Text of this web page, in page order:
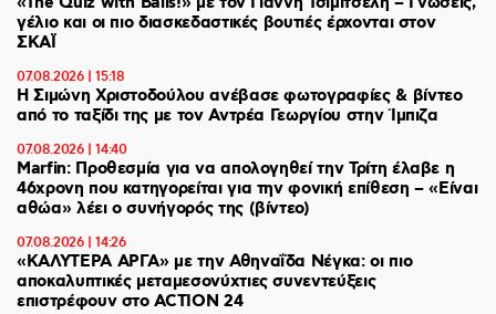
γέλιο και οι πιο διασκεδαστικές βουτιές έρχονται στον
ΣΚΑΪ
07.08.2026 | 15:18
Η Σιμώνη Χριστοδούλου ανέβασε φωτογραφίες & βίντεο
από το ταξίδι της με τον Αντρέα Γεωργίου στην Ίμπιζα
07.08.2026 | 14:40
Marfin: Προθεσμία για να απολογηθεί την Τρίτη έλαβε η
46χρονη που κατηγορείται για την φονική επίθεση – «Είναι
αθώα» λέει ο συνήγορός της (βίντεο)
07.08.2026 | 14:26
«ΚΑΛΥΤΕΡΑ ΑΡΓΑ» με την Αθηναΐδα Νέγκα: οι πιο
αποκαλυπτικές μεταμεσονύχτιες συνεντεύξεις
επιστρέφουν στο ACTION 24